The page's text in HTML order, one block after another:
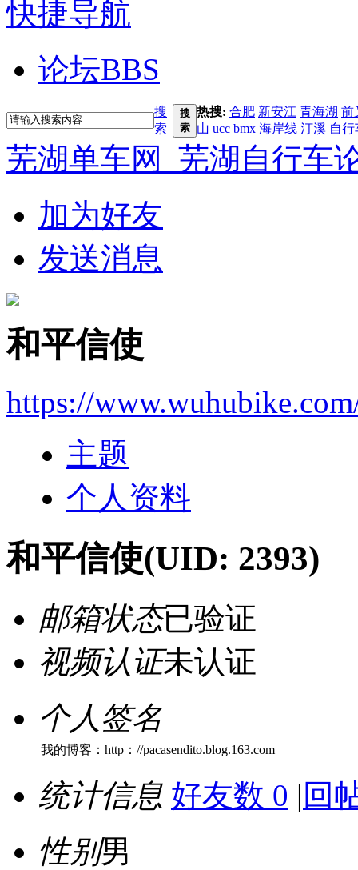
快捷导航
论坛BBS
搜
索
搜
索
热搜: 合肥 新安江 青海湖 前
山 ucc bmx 海岸线 汀溪 自
芜湖单车网_芜湖自行车
加为好友
发送消息
和平信使
https://
主题
个人资料
和平信使(UID: 2393)
邮箱状态已验证
视频认证未认证
个人签名
我的博客：http：//pacasendito.blog.163.com
统计信息 好友数 0 | 回
性别男